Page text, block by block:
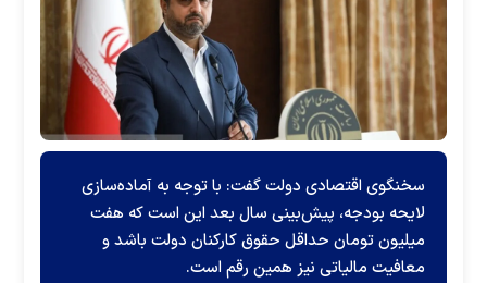
سخنگوی اقتصادی دولت گفت: با توجه به آماده‌سازی
لایحه بودجه، پیش‌بینی سال بعد این است که هفت
میلیون تومان حداقل حقوق کارکنان دولت باشد و
معافیت مالیاتی نیز همین رقم است.